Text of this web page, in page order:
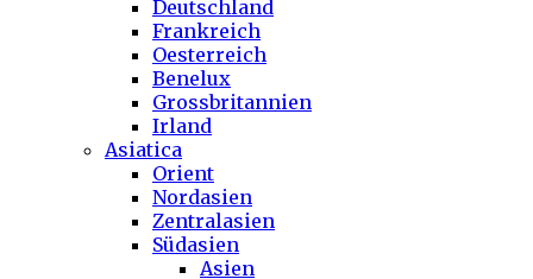
Deutschland
Frankreich
Oesterreich
Benelux
Grossbritannien
Irland
Asiatica
Orient
Nordasien
Zentralasien
Südasien
Asien